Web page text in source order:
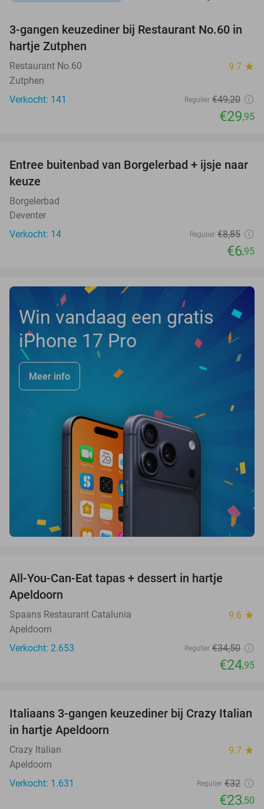
39%
3-gangen keuzediner bij Restaurant No.60 in
hartje Zutphen
Restaurant No.60 9.7 star
Zutphen
Verkocht: 141
Regulier €49,20
€29,95
21%
TODAY
Entree buitenbad van Borgelerbad + ijsje naar
keuze
Borgelerbad
Deventer
Verkocht: 14
Regulier €8,85
€6,95
Win vandaag een gratis
iPhone 17 Pro
Meer info
All-You-Can-Eat tapas + dessert in hartje
Apeldoorn
Spaans Restaurant Catalunia 9.6 star
Apeldoorn
Verkocht: 2.653
Regulier €34,50
€24,95
27%
Italiaans 3-gangen keuzediner bij Crazy Italian
in hartje Apeldoorn
Crazy Italian 9.7 star
Apeldoorn
Verkocht: 1.631
Regulier €32
€23,50